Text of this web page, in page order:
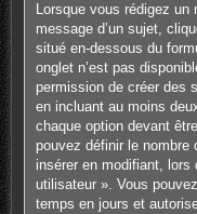
Lorsque vous rédigez
message d’un sujet,
situé en-dessous du
onglet n’est pas
permission de créer des
en incluant au moins
chaque option devant
pouvez définir le nombre
insérer en modifiant,
utilisateur ». Vous
temps en jours et